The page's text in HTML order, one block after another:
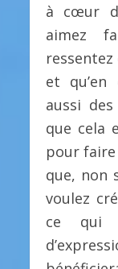
à cœur
aimez
et qu’en
aussi
que cela
pour faire
que, non
voulez
ce qui